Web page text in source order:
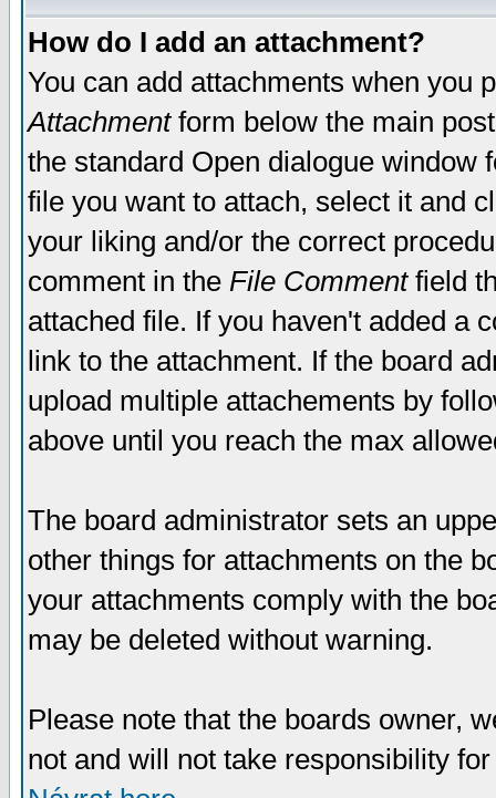
How do I add an attachment?
You can add attachments when you
Attachmentform below the main
the standard Open dialogue window
file you want to attach, select it and
your liking and/or the correct
comment in the File Commentfield
attached file. If you haven't added a
link to the attachment. If the board
upload multiple attachements by
above until you reach the max
The board administrator sets an
other things for attachments on the
your attachments comply with the
may be deleted without warning.
Please note that the boards owner,
not and will not take responsibility